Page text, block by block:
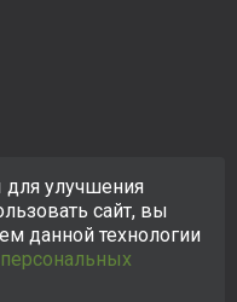
целях и любая
офертой.
данных
улучшения
сайт, вы
данной технологии